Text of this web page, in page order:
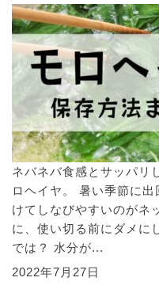
ネバネバ食感とサッパリ
ロヘイヤ。 暑い季節に
けてしなびやすいのがネ
に、使い切る前にダメ
では？ 水分が...
2022年7月27日